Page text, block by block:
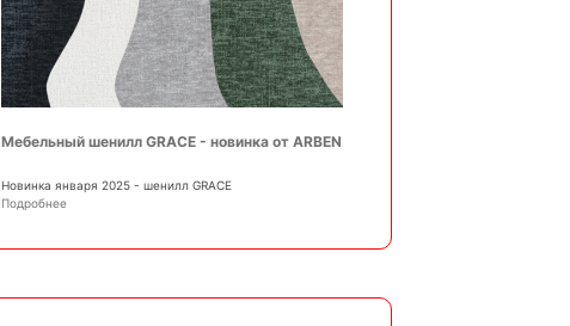
Мебельный шенилл GRACE - новинка от ARBEN
Новинка января 2025 - шенилл GRACE
Подробнее